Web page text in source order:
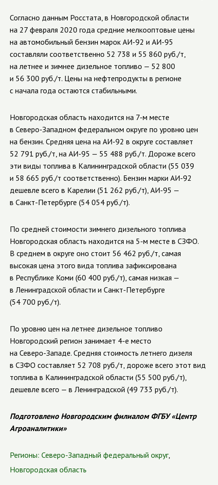
Согласно данным Росстата, в Новгородской области
на 27 февраля 2020 года средние мелкооптовые цены
на автомобильный бензин марок АИ-92 и АИ-95
составляли соответственно 52 738 и 55 860 руб./т,
на летнее и зимнее дизельное топливо — 52 800
и 56 300 руб./т. Цены на нефтепродукты в регионе
с начала года остаются стабильными.
Новгородская область находится на 7-м месте
в Северо-Западном федеральном округе по уровню цен
на бензин. Средняя цена на АИ-92 в округе составляет
52 791 руб./т, на АИ-95 — 55 488 руб./т. Дороже всего
эти виды топлива в Калининградской области (55 039
и 58 665 руб./т соответственно). Бензин марки АИ-92
дешевле всего в Карелии (51 262 руб./т), АИ-95 —
в Санкт-Петербурге (54 054 руб./т).
По средней стоимости зимнего дизельного топлива
Новгородская область находится на 5-м месте в СЗФО.
В среднем в округе оно стоит 56 462 руб./т, самая
высокая цена этого вида топлива зафиксирована
в Республике Коми (60 400 руб./т), самая низкая —
в Ленинградской области и Санкт-Петербурге
(54 700 руб./т).
По уровню цен на летнее дизельное топливо
Новгородский регион занимает 4-е место
на Северо-Западе. Средняя стоимость летнего дизеля
в СЗФО составляет 52 708 руб./т, дороже всего этот вид
топлива в Калининградской области (55 500 руб./т),
дешевле всего — в Ленинградской (49 733 руб./т).
Подготовлено Новгородским филиалом ФГБУ «Центр
Агроаналитики»
Регионы: Северо-Западный федеральный округ,
Новгородская область